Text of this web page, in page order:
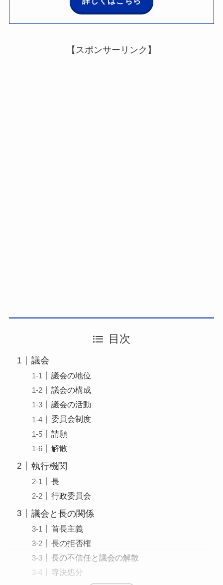
【スポンサーリンク】
目次
議会
議会の地位
議会の構成
議会の活動
委員会制度
請願
解散
執行機関
長
行政委員会
議会と長の関係
首長主義
長の拒否権
長の不信任と議会の解散
専決処分